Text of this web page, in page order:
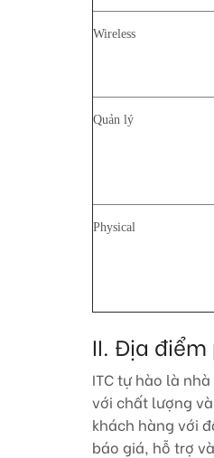
Wireless
Quản lý
Physical
II. Địa
ITC tự hào là
với chất lượng
khách hàng với
báo giá, hỗ trợ